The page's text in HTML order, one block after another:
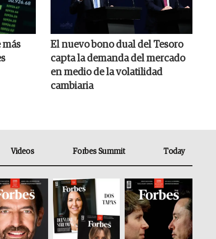
más
El nuevo bono dual del Tesoro
capta la demanda del mercado
en medio de la volatilidad
cambiaria
Videos Forbes Summit Today